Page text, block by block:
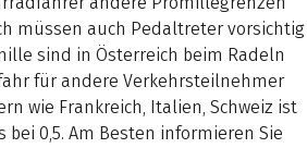
müssen auch Pedaltreter vorsichtig
sind in Österreich beim Radeln
für andere Verkehrsteilnehmer
wie Frankreich, Italien, Schweiz ist
0,5. Am Besten informieren Sie